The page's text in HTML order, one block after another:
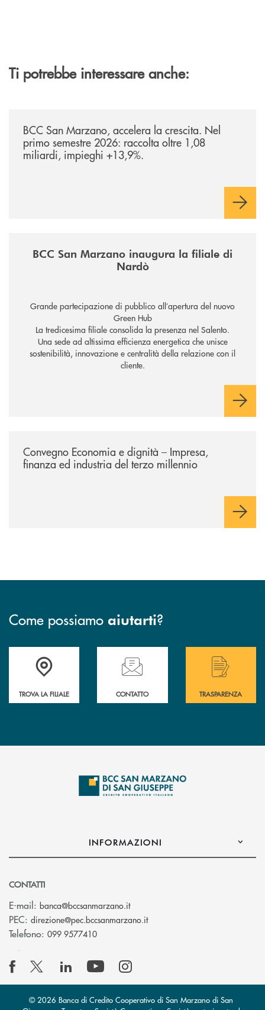
Ti potrebbe interessare anche:
BCC San Marzano, accelera la crescita. Nel
primo semestre 2026: raccolta oltre 1,08
miliardi, impieghi +13,9%.
BCC San Marzano inaugura la filiale di
Nardò
Grande partecipazione di pubblico all’apertura del nuovo
Green Hub
La tredicesima filiale consolida la presenza nel Salento.
Una sede ad altissima efficienza energetica che unisce
sostenibilità, innovazione e centralità della relazione con il
cliente.
Convegno Economia e dignità – Impresa,
finanza ed industria del terzo millennio
Come possiamo aiutarti?
Accedi all' elenco completo delle filiali di Bcc San Marzano.
TROVA LA FILIALE
Hai bisogno di assistenza immediata?
CONTATTO
Hai bisogno di
TRASPARENZA
INFORMAZIONI
CONTATTI
E-mail: banca@bccsanmarzano.it(si apre l’app di posta
PEC: direzione@pec.bccsanmarzano.it(si apre l’app di posta
Telefono: 099 9577410
© 2026 Banca di Credito Cooperativo di San Marzano di San